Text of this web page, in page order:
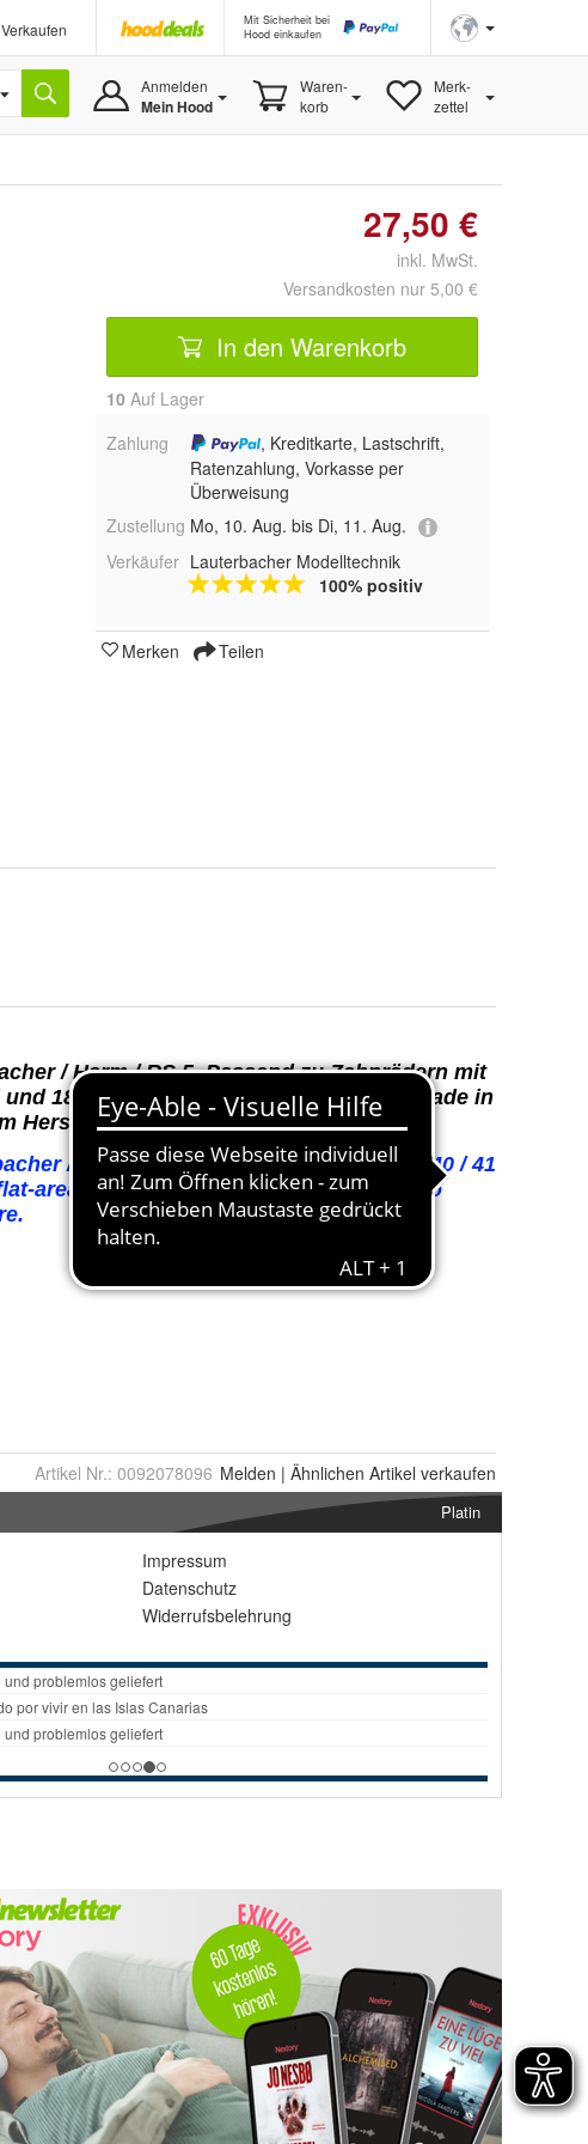
Verkaufen
Mit Sicherheit bei
Hood einkaufen
Anmelden
Mein Hood
Waren-
korb
Merk-
zettel
27,50 €
inkl. MwSt.
Versandkosten nur 5,00 €
In den Warenkorb
10 Auf Lager
Zahlung
, Kreditkarte, Lastschrift,
Ratenzahlung, Vorkasse per
Überweisung
Zustellung Mo, 10. Aug. bis Di, 11. Aug.
Verkäufer Lauterbacher Modelltechnik
100% positiv
Merken Teilen
Artikel Nr.: 0092078096 Melden | Ähnlichen Artikel verkaufen
Platin
Impressum
Datenschutz
Widerrufsbelehrung